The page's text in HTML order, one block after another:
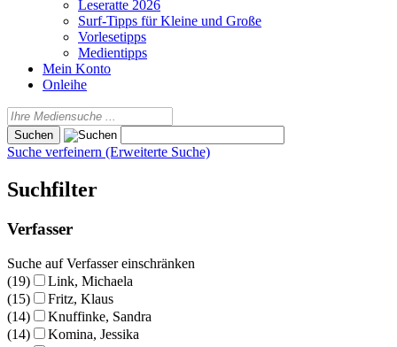
Leseratte 2026
Surf-Tipps für Kleine und Große
Vorlesetipps
Medientipps
Mein Konto
Onleihe
Suche verfeinern (Erweiterte Suche)
Suchfilter
Verfasser
Suche auf Verfasser einschränken
(19)
Link, Michaela
(15)
Fritz, Klaus
(14)
Knuffinke, Sandra
(14)
Komina, Jessika